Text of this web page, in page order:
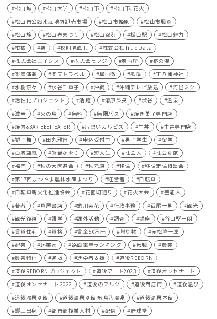
松山城
松山大学 松山市
松山市､花火
松山市公設水産地方卸売市場
松山市姫原
松山市職員
松山旅
松山春まつり 松山空港 松山駅
松山魅力
柑橘
栗 校則見直し
株式会社True Data
株式会社エイシス
株式会社フジ 案内所
椿の湯
楽器演奏
楽天トラベル 横山徹 歌唱
正八幡神社
水樹奈々
水谷千重子 沖縄 沖縄テレビ放送
河⾢ミク
活性化プロジェクト
活躍 清原梨央 渋谷
温泉
激辛
火の鳥 無料 無限バス
焼き菓子専門店
焼肉&BAR BEEF EATER
片想いカルピス 牛丼
牛丼専門店
獅子舞
田丸雅智 申込受付中 男子学生
留学
白濱亜嵐
眞鍋かをり 短大生 社会人
社会貢献
福岡
秋の大園遊会 秋元康 移住
移住定住相談会
第17回まつやま農林水産まつり
経営者
自転車
自転車新文化推進協会
花園町通り 花火大会
芸能人
若者
蔦屋書店 蜷川実花 行政事務 西尾一男
観光
観光復興
語学 課外活動 調査 講座
谷口堅一朗
賃貸住宅
資格 賞金50万円 贈り物
赤松隆一郎
起業
起業家 路面電車ランキング 転職
農業
農業特化
通販 進学者支援
道後REBORN
道後REBORNプロジェクト
道後アート2023
道後オンセナート
道後オンセナート2022
道後のワルツ 道後商店街
道後温泉
道後温泉別館
道後温泉別館 飛鳥乃湯泉
道後温泉本館
郷土出身
都市部複業人材 配信
野球拳